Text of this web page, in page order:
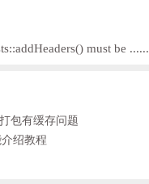
must be ......
包有缓存问题
绍教程